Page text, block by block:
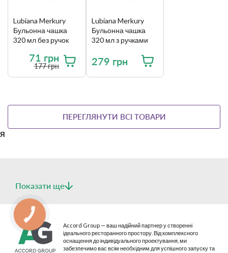
якість продукції і гарантує високі експлуатаційні показники
міцності, надійності і практичності.
Фарфоровий посуд Lubiana виготовлений для
професійного використання в закладах HoReCa.
Це універсальне рішення як для мережевих закладів, так і
Lubiana Merkury
Бульонна чашка
320 мл без ручок
71 грн
177 грн
Lubiana Merkury
Бульонна чашка
320 мл з ручками
279 грн
ПЕРЕГЛЯНУТИ ВСІ ТОВАРИ
я
Показати ще
Accord Group — ваш надійний партнер у створенні
ідеального ресторанного простору. Від комплексного
оснащення до індивідуального проектування, ми
забезпечимо вас всім необхідним для успішного запуску та
КНОПКА
СВЯЗИ